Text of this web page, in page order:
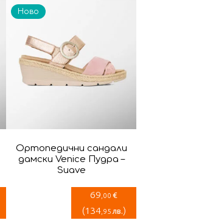
Ортопедични сандали
дамски Venice Пудра –
Suave
69 ,00 €
(134,95 лв.)
Ново